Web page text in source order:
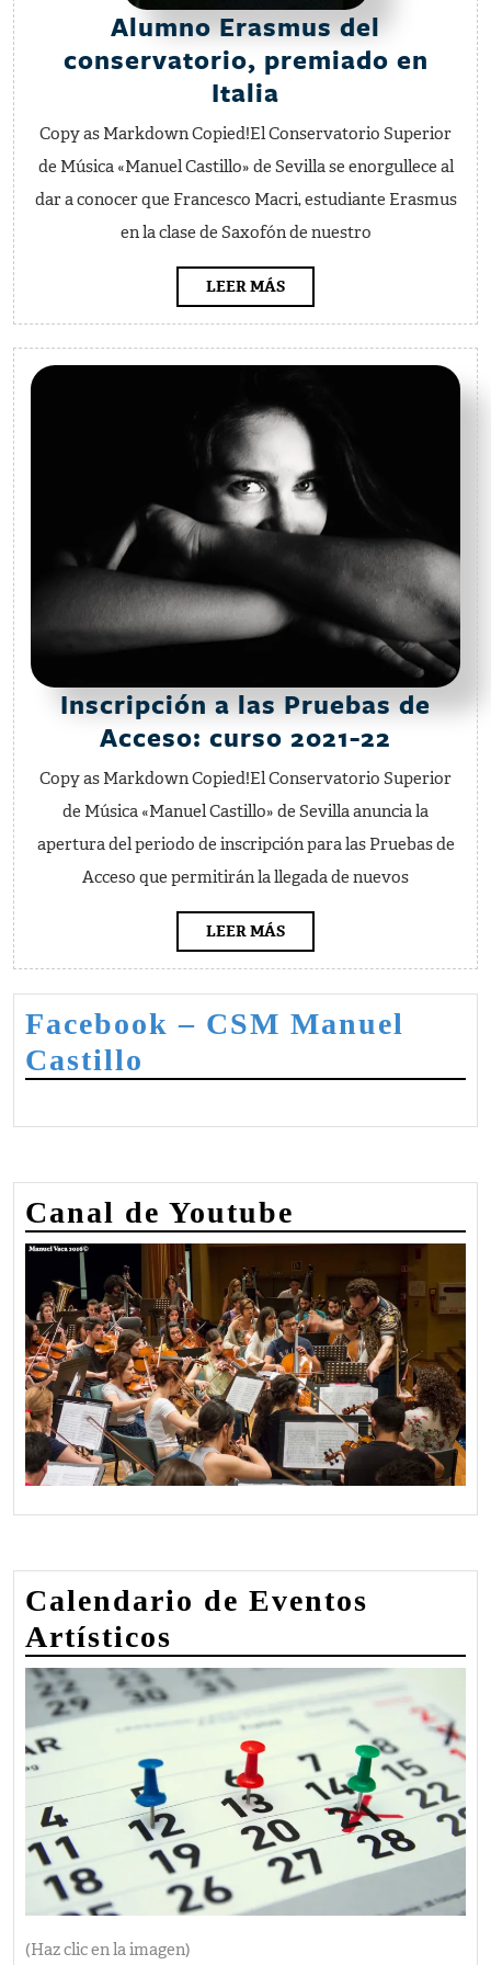
Alumno Erasmus del
conservatorio, premiado en
Italia
Erasmus
del
conservatorio,
premiado
Italia
Copy as Markdown Copied!El Conservatorio Superior
de Música «Manuel Castillo» de Sevilla se enorgullece al
dar a conocer que Francesco Macri, estudiante Erasmus
en la clase de Saxofón de nuestro
LEER MÁSLEER
MÁS
Inscripción a las Pruebas de
Acceso: curso 2021-22
a
las
de
Acceso:
2021-
22
Copy as Markdown Copied!El Conservatorio Superior
de Música «Manuel Castillo» de Sevilla anuncia la
apertura del periodo de inscripción para las Pruebas de
Acceso que permitirán la llegada de nuevos
LEER MÁSLEER
MÁS
Facebook – CSM Manuel
Castillo
Canal de Youtube
Calendario de Eventos
Artísticos
(Haz clic en la imagen)